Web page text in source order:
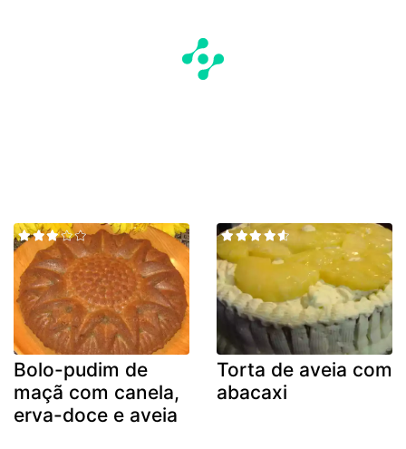
Bolo-pudim de
maçã com canela,
erva-doce e aveia
Torta de aveia com
abacaxi